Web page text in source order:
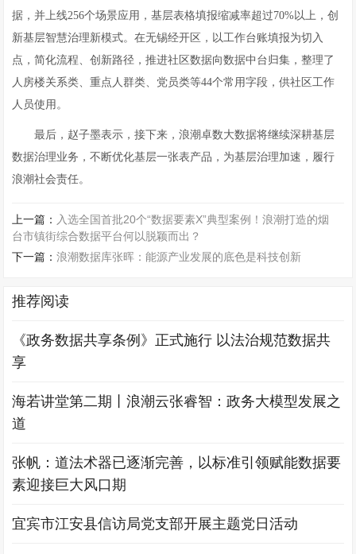
据，并上线256个场景应用，基层表格填报缩减率超过70%以上，创
新基层智慧治理新模式。在无锡经开区，以工作台账填报为切入
点，简化流程、创新路径，推进社区数据向数据中台归集，整理了
人房楼关系类、重点人群类、党员类等44个常用字段，供社区工作
人员使用。
最后，赵子墨表示，接下来，浪潮卓数大数据将继续深耕基层
数据治理业务，不断优化基层一张表产品，为基层治理加速，履行
浪潮社会责任。
上一篇： 入选全国首批20个“数据要素X”典型案例！浪潮打造的烟
台市镇街综合数据平台何以脱颖而出？
下一篇：浪潮数据库张晖：能源产业发展的底色是科技创新
推荐阅读
《政务数据共享条例》正式施行 以法治规范数据共
享
海若讲堂第二期丨浪潮云张睿智：政务大模型发展之
道
张帆：道法术器已逐渐完善，以标准引领赋能数据要
素迎接巨大风口期
宜宾市江安县信访局党支部开展主题党日活动